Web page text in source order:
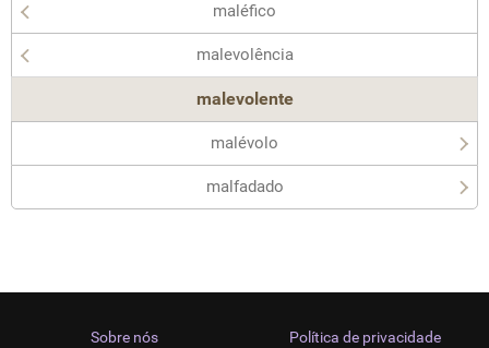
maléfico
malevolência
malevolente
malévolo
malfadado
Sobre nós Política de privacidade